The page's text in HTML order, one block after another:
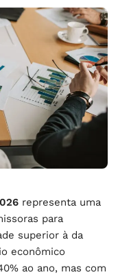
representa uma
para
superior à da
econômico
ao ano, mas com